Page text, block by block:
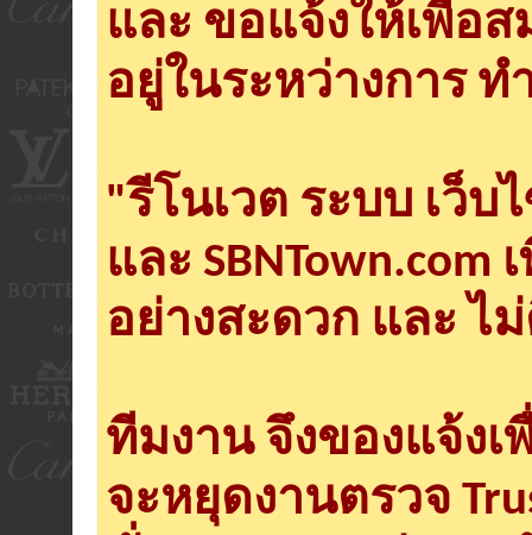
และ ขอแจ้งให้เพื่อ
อยู่ในระหว่างการ ท
"รีโนเวต ระบบ เว็บ
และ
อย่างสะดวก และ ไ
ทีมงาน จึงของแจ้ง
จะหยุดงานตรวจ